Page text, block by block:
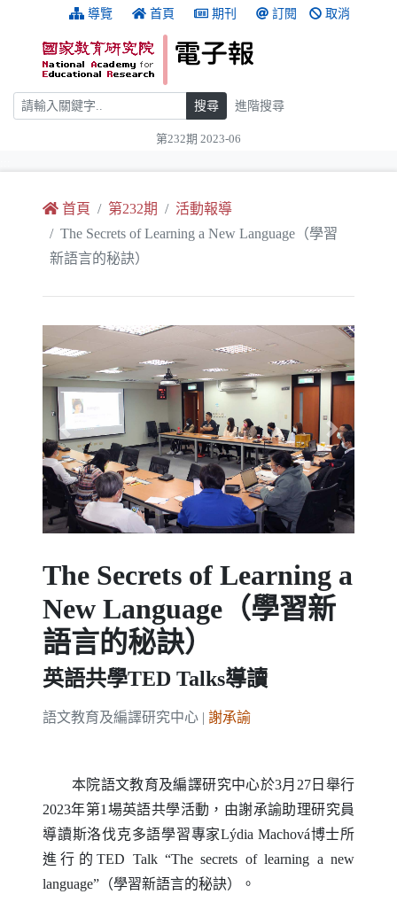
跳到主要內容 導覽 首頁 期刊 訂閱 取消
搜尋 搜尋 進階搜尋
第232期 2023-06
首頁 第232期
活動報導
The Secrets of Learning a New Language（學習
新語言的秘訣）
Previous Next
The Secrets of Learning a
New Language（學習新
語言的秘訣）
英語共學TED Talks導讀
語文教育及編譯研究中心 | 謝承諭
本院語文教育及編譯研究中心於3月27日舉行
2023年第1場英語共學活動，由謝承諭助理研究員
導讀斯洛伐克多語學習專家Lýdia Machová博士所
進行的TED Talk“The secrets of learning a new
language”（學習新語言的秘訣）。